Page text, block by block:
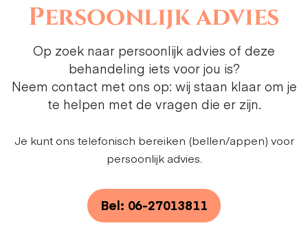
Persoonlijk advies
Op zoek naar persoonlijk advies of deze
behandeling iets voor jou is?
Neem contact met ons op: wij staan klaar om je
te helpen met de vragen die er zijn.
Je kunt ons telefonisch bereiken (bellen/appen) voor
persoonlijk advies.
Bel: 06-27013811